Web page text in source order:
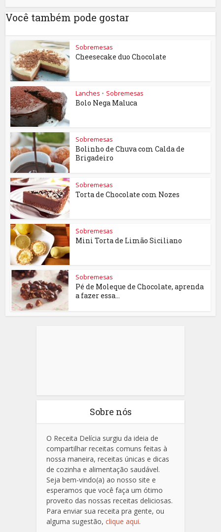
Você também pode gostar
Sobremesas
Cheesecake duo Chocolate
Lanches • Sobremesas
Bolo Nega Maluca
Sobremesas
Bolinho de Chuva com Calda de
Brigadeiro
Sobremesas
Torta de Chocolate com Nozes
Sobremesas
Mini Torta de Limão Siciliano
Sobremesas
Pé de Moleque de Chocolate, aprenda
a fazer essa...
Sobre nós
O Receita Delícia surgiu da ideia de
compartilhar receitas comuns feitas à
nossa maneira, receitas únicas e dicas
de cozinha e alimentação saudável.
Seja bem-vindo(a) ao nosso site e
esperamos que você faça um ótimo
proveito das nossas receitas deliciosas.
Para enviar sua receita pra gente, ou
alguma sugestão, clique aqui.